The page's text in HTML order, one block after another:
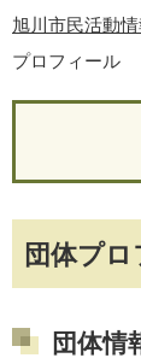
旭川市民活動
プロフィール
団体プ
団体情